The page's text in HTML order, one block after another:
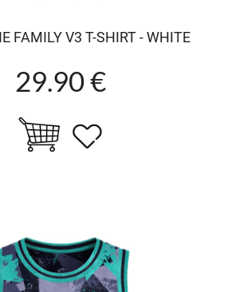
FAMILY V3 T-SHIRT - WHITE
29.90 €